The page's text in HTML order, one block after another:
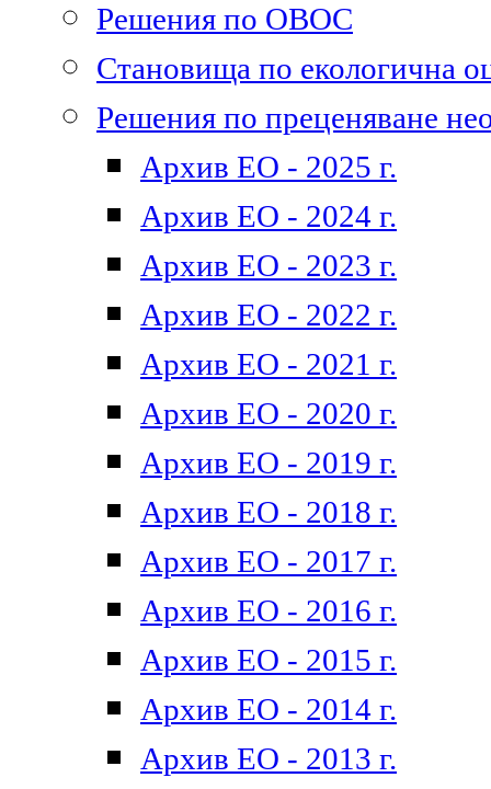
Решения по ОВОС
Становища по екологична
Решения по преценяване
Архив ЕО - 2025 г.
Архив ЕО - 2024 г.
Архив ЕО - 2023 г.
Архив ЕО - 2022 г.
Архив ЕО - 2021 г.
Архив ЕО - 2020 г.
Архив ЕО - 2019 г.
Архив ЕО - 2018 г.
Архив ЕО - 2017 г.
Архив ЕО - 2016 г.
Архив ЕО - 2015 г.
Архив ЕО - 2014 г.
Архив ЕО - 2013 г.